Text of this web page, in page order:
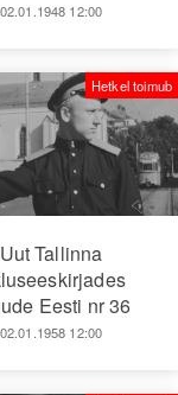
02.01.1948 12:00
Uut Tallinna
Eesti nr 36
02.01.1958 12:00
Hetkel toimub